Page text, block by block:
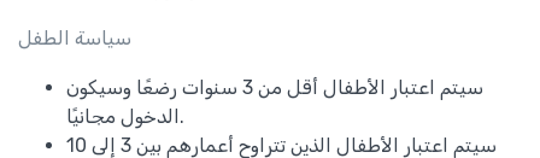
سياسة الطفل
سيتم اعتبار الأطفال أقل من 3 سنوات رضعًا وسيكون
الدخول مجانيًا.
سيتم اعتبار الأطفال الذين تتراوح أعمارهم بين 3 إلى 10